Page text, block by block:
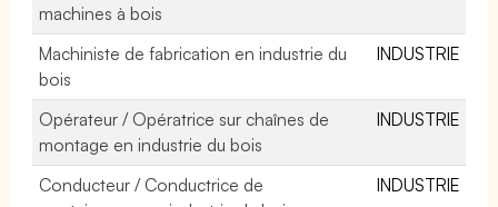
machines à bois
Machiniste de fabrication en industrie du
bois
INDUSTRIE
Opérateur / Opératrice sur chaînes de
montage en industrie du bois
INDUSTRIE
Conducteur / Conductrice de
INDUSTRIE